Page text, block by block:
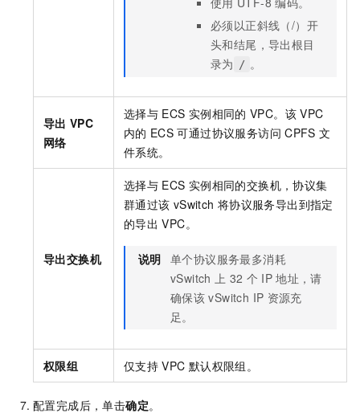
必须以正斜线（/）开
头和结尾，导出根目
录为
/ 。
导出 VPC
网络
选择与 ECS 实例相同的 VPC。该 VPC
内的 ECS 可通过协议服务访问 CPFS 文
件系统。
导出交换机
选择与 ECS 实例相同的交换机，协议集
群通过该 vSwitch 将协议服务导出到指定
的导出 VPC。
说明 单个协议服务最多消耗
vSwitch 上 32 个 IP 地址，请
确保该 vSwitch IP 资源充
足。
权限组 仅支持 VPC 默认权限组。
配置完成后，单击确定。